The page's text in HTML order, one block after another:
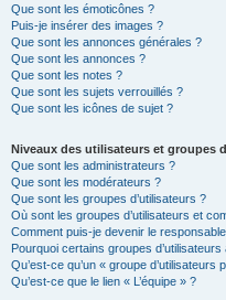
Que sont les émoticônes ?
Puis-je insérer des images ?
Que sont les annonces générales ?
Que sont les annonces ?
Que sont les notes ?
Que sont les sujets verrouillés ?
Que sont les icônes de sujet ?
Niveaux des utilisateurs et groupes
Que sont les administrateurs ?
Que sont les modérateurs ?
Que sont les groupes d’utilisateurs ?
Où sont les groupes d’utilisateurs et
Comment puis-je devenir le responsable
Pourquoi certains groupes
Qu’est-ce qu’un « groupe d’utilisateurs
Qu’est-ce que le lien « L’équipe » ?